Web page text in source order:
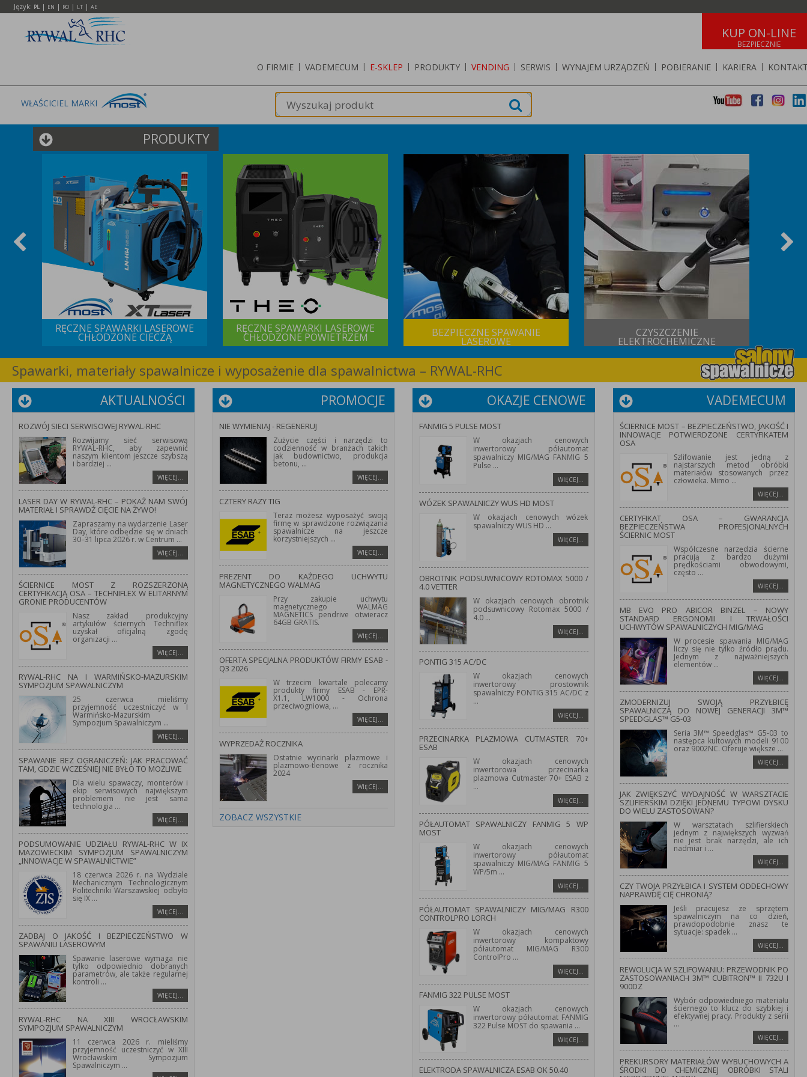
Język: PL | EN | RO | LT | AE
KUP ON-LINE
O FIRMIE | VADEMECUM | E-SKLEP | PRODUKTY | VENDING | SERWIS | WYNAJEM URZĄDZEŃ | POBIERANIE | KARIERA |
WŁAŚCICIEL MARKI
PRODUKTY
RĘCZNE SPAWARKI LASEROWE
CHŁODZONE CIECZĄ
RĘCZNE SPAWARKI LASEROWE
CHŁODZONE POWIETRZEM BEZPIECZNE SPAWANIE
LASEROWE
CZYSZCZENIE
ELEKTROCHEMICZNE
Spawarki, materiały spawalnicze i wyposażenie dla spawalnictwa – RYWAL-RHC
AKTUALNOŚCI
ROZWÓJ SIECI SERWISOWEJ RYWAL-RHC
Rozwijamy sieć serwisową
RYWAL-RHC, aby zapewnić
naszym klientom jeszcze szybszą
i bardziej ...
WIĘCEJ…
LASER DAY W RYWAL-RHC – POKAŻ NAM SWÓJ
MATERIAŁ I SPRAWDŹ CIĘCIE NA ŻYWO!
Zapraszamy na wydarzenie Laser
Day, które odbędzie się w dniach
30–31 lipca 2026 r. w Centrum ...
WIĘCEJ…
ŚCIERNICE MOST Z ROZSZERZONĄ
CERTYFIKACJĄ OSA – TECHNIFLEX W ELITARNYM
GRONIE PRODUCENTÓW
Nasz zakład produkcyjny
artykułów ściernych Techniflex
uzyskał oficjalną zgodę
organizacji ...
WIĘCEJ…
RYWAL-RHC NA I WARMIŃSKO-MAZURSKIM
SYMPOZJUM SPAWALNICZYM
25 czerwca mieliśmy
przyjemność uczestniczyć w I
Warmińsko-Mazurskim
Sympozjum Spawalniczym ...
WIĘCEJ…
SPAWANIE BEZ OGRANICZEŃ: JAK PRACOWAĆ
TAM, GDZIE WCZEŚNIEJ NIE BYŁO TO MOŻLIWE
Dla wielu spawaczy, monterów i
ekip serwisowych największym
problemem nie jest sama
technologia ...
WIĘCEJ…
PODSUMOWANIE UDZIAŁU RYWAL-RHC W IX
MAZOWIECKIM SYMPOZJUM SPAWALNICZYM
„INNOWACJE W SPAWALNICTWIE”
18 czerwca 2026 r. na Wydziale
Mechanicznym Technologicznym
Politechniki Warszawskiej odbyło
się IX ...
WIĘCEJ…
ZADBAJ O JAKOŚĆ I BEZPIECZEŃSTWO W
SPAWANIU LASEROWYM
Spawanie laserowe wymaga nie
tylko odpowiednio dobranych
parametrów, ale także regularnej
kontroli ...
WIĘCEJ…
RYWAL-RHC NA XIII WROCŁAWSKIM
SYMPOZJUM SPAWALNICZYM
11 czerwca 2026 r. mieliśmy
przyjemność uczestniczyć w XIII
Wrocławskim Sympozjum
Spawalniczym ...
PROMOCJE
NIE WYMIENIAJ - REGENERUJ
Zużycie części i narzędzi to
codzienność w branżach takich
jak budownictwo, produkcja
betonu, ...
WIĘCEJ…
CZTERY RAZY TIG
Teraz możesz wyposażyć swoją
firmę w sprawdzone rozwiązania
spawalnicze na jeszcze
korzystniejszych ...
WIĘCEJ…
PREZENT DO KAŻDEGO UCHWYTU
MAGNETYCZNEGO WALMAG
Przy zakupie uchwytu
magnetycznego WALMAG
MAGNETICS pendrive otwieracz
64GB GRATIS.
WIĘCEJ…
OFERTA SPECJALNA PRODUKTÓW FIRMY ESAB -
Q3 2026
W trzecim kwartale polecamy
produkty firmy ESAB - EPR-
X1.1, LW1000 - Ochrona
przeciwogniowa, ...
WIĘCEJ…
WYPRZEDAŻ ROCZNIKA
Ostatnie wycinarki plazmowe i
plazmowo-tlenowe z rocznika
2024
WIĘCEJ…
ZOBACZ WSZYSTKIE
OKAZJE CENOWE
FANMIG 5 PULSE MOST
W okazjach cenowych
inwertorowy półautomat
spawalniczy MIG/MAG FANMIG 5
Pulse ...
WIĘCEJ…
WÓZEK SPAWALNICZY WUS HD MOST
W okazjach cenowych wózek
spawalniczy WUS HD ...
WIĘCEJ…
OBROTNIK PODSUWNICOWY ROTOMAX 5000 /
4.0 VETTER
W okazjach cenowych obrotnik
podsuwnicowy Rotomax 5000 /
4.0 ...
WIĘCEJ…
PONTIG 315 AC/DC
W okazjach cenowych
inwertorowy prostownik
spawalniczy PONTIG 315 AC/DC z
...
WIĘCEJ…
PRZECINARKA PLAZMOWA CUTMASTER 70+
ESAB
W okazjach cenowych
inwertorowa przecinarka
plazmowa Cutmaster 70+ ESAB z
...
WIĘCEJ…
PÓŁAUTOMAT SPAWALNICZY FANMIG 5 WP
MOST
W okazjach cenowych
inwertorowy półautomat
spawalniczy MIG/MAG FANMIG 5
WP/5m ...
WIĘCEJ…
PÓŁAUTOMAT SPAWALNICZY MIG/MAG R300
CONTROLPRO LORCH
W okazjach cenowych
inwertorowy kompaktowy
półautomat MIG/MAG R300
ControlPro ...
WIĘCEJ…
FANMIG 322 PULSE MOST
W okazjach cenowych
inwertorowy półautomat FANMIG
322 Pulse MOST do spawania ...
WIĘCEJ…
ELEKTRODA SPAWALNICZA ESAB OK 50.40
VADEMECUM
ŚCIERNICE MOST – BEZPIECZEŃSTWO, JAKOŚĆ I
INNOWACJE POTWIERDZONE CERTYFIKATEM
OSA
Szlifowanie jest jedną z
najstarszych metod obróbki
materiałów stosowanych przez
człowieka. Mimo ...
WIĘCEJ…
CERTYFIKAT OSA – GWARANCJA
BEZPIECZEŃSTWA PROFESJONALNYCH
ŚCIERNIC MOST
Współczesne narzędzia ścierne
pracują z bardzo dużymi
prędkościami obwodowymi,
często ...
WIĘCEJ…
MB EVO PRO ABICOR BINZEL – NOWY
STANDARD ERGONOMII I TRWAŁOŚCI
UCHWYTÓW SPAWALNICZYCH MIG/MAG
W procesie spawania MIG/MAG
liczy się nie tylko źródło prądu.
Jednym z najważniejszych
elementów...
WIĘCEJ…
ZMODERNIZUJ SWOJĄ PRZYŁBICĘ
SPAWALNICZĄ DO NOWEJ GENERACJI 3M™
SPEEDGLAS™ G5-03
Seria 3M™ Speedglas™ G5-03 to
następca kultowych modeli 9100
oraz 9002NC. Oferuje większe ...
WIĘCEJ…
JAK ZWIĘKSZYĆ WYDAJNOŚĆ W WARSZTACIE
SZLIFIERSKIM DZIĘKI JEDNEMU TYPOWI DYSKU
DO WIELU ZASTOSOWAŃ?
W warsztatach szlifierskiech
jednym z największych wyzwań
nie jest brak narzędzi, ale ich
nadmiar i ...
WIĘCEJ…
CZY TWOJA PRZYŁBICA I SYSTEM ODDECHOWY
NAPRAWDĘ CIĘ CHRONIĄ?
Jeśli pracujesz ze sprzętem
spawalniczym na co dzień,
prawdopodobnie znasz te
sytuacje: spadek...
WIĘCEJ…
REWOLUCJA W SZLIFOWANIU: PRZEWODNIK PO
ZASTOSOWANIACH 3M™ CUBITRON™ II 732U I
900DZ
Wybór odpowiedniego materiału
ściernego to klucz do szybkiej i
efektywnej pracy. Produkty z serii
...
WIĘCEJ…
PREKURSORY MATERIAŁÓW WYBUCHOWYCH A
ŚRODKI DO CHEMICZNEJ OBRÓBKI STALI